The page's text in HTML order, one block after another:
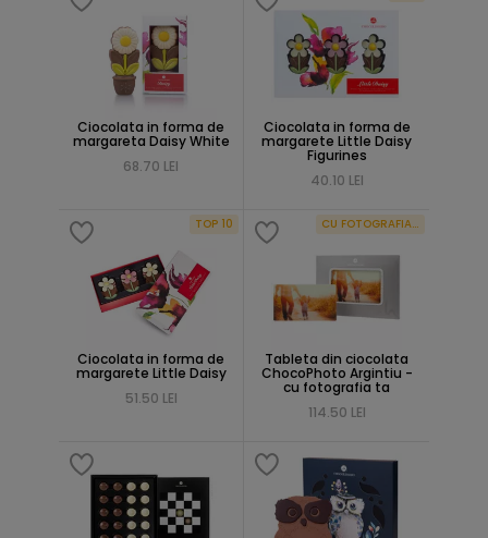
Ciocolata in forma de
margareta Daisy White
68.70 LEI
Ciocolata in forma de
margarete Little Daisy
Figurines
40.10 LEI
TOP 10
Ciocolata in forma de
margarete Little Daisy
51.50 LEI
CU FOTOGRAFIA TA
Tableta din ciocolata
ChocoPhoto Argintiu -
cu fotografia ta
114.50 LEI